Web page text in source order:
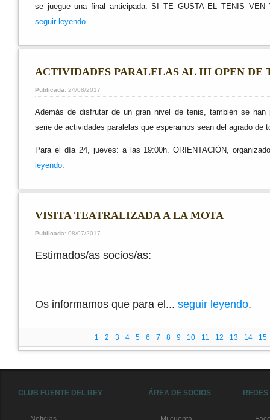
se juegue una final anticipada. SI TE GUSTA EL TENIS VEN
seguir leyendo.
ACTIVIDADES PARALELAS AL III OPEN DE
Publicada: 24/08/2017
Además de disfrutar de un gran nivel de tenis, también se han
serie de actividades paralelas que esperamos sean del agrado de
Para el día 24, jueves: a las 19:00h. ORIENTACIÓN,
leyendo.
VISITA TEATRALIZADA A LA MOTA
Publicada: 08/07/2017
Estimados/as socios/as:
Os informamos que para el... seguir leyendo.
1 2 3 4 5 6 7 8 9 10 11 12 13 14 15
CLUB FUENTE DEL REY ÁREA DE SOCIOS REDES